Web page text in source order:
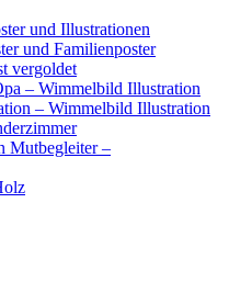
und Illustrationen
und Familienposter
vergoldet
– Wimmelbild Illustration
– Wimmelbild Illustration
Mutbegleiter –